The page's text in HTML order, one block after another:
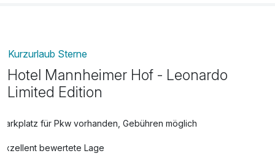
Kurzurlaub Sterne
Hotel Mannheimer Hof - Leonardo
Limited Edition
Parkplatz für Pkw vorhanden, Gebühren möglich
Exzellent bewertete Lage